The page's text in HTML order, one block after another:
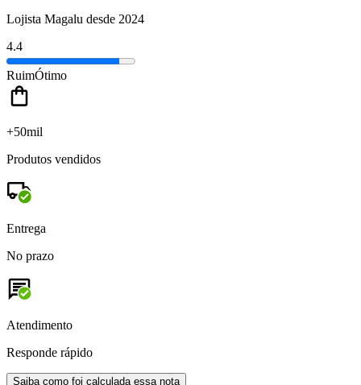
Lojista Magalu desde 2024
4.4
RuimÓtimo
+50mil
Produtos vendidos
Entrega
No prazo
Atendimento
Responde rápido
Saiba como foi calculada essa nota